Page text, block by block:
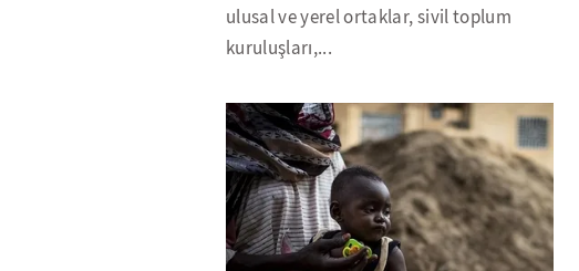
ulusal ve yerel ortaklar, sivil toplum
kuruluşları,...